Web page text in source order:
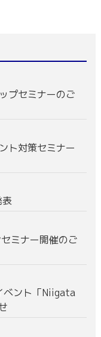
プセミナーのご
ト対策セミナー
ミナー開催のご
ベント「Niigata